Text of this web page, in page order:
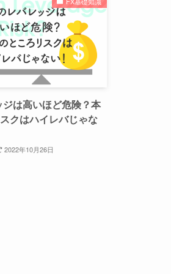
は高いほど危険？本
クはハイレバじゃな
2022年10月26日